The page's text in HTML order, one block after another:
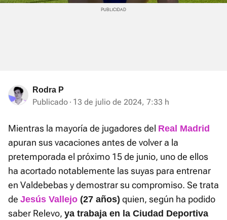
Rodra P
Publicado 13 de julio de 2024, 7:33 h
Mientras la mayoría de jugadores del Real Madrid
apuran sus vacaciones antes de volver a la
pretemporada el próximo 15 de junio, uno de ellos
ha acortado notablemente las suyas para entrenar
en Valdebebas y demostrar su compromiso. Se trata
de Jesús Vallejo (27 años) quien, según ha podido
saber Relevo, ya trabaja en la Ciudad Deportiva